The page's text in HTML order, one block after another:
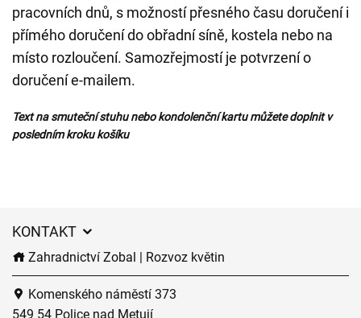
pracovních dnů, s možností přesného času doručení i
přímého doručení do obřadní síně, kostela nebo na
místo rozloučení. Samozřejmostí je potvrzení o
doručení e-mailem.
Text na smuteční stuhu nebo kondolenční kartu můžete doplnit v
posledním kroku košíku
KONTAKT
Zahradnictví Zobal | Rozvoz květin
Komenského náměstí 373
549 54 Police nad Metují